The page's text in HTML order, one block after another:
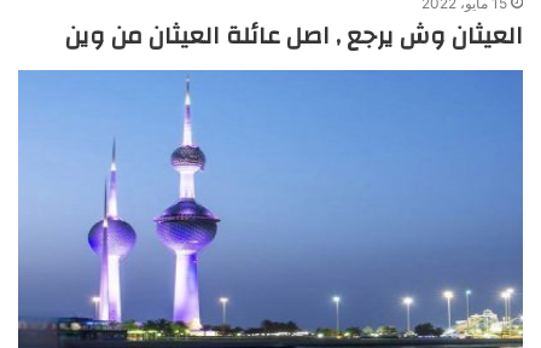
العيثان وش يرجع , اصل عائلة العيثان من وين